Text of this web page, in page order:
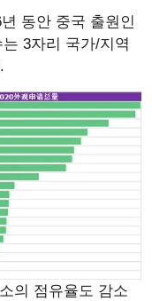
동안 중국 출원인
3자리 국가/지역
의 점유율도 감소